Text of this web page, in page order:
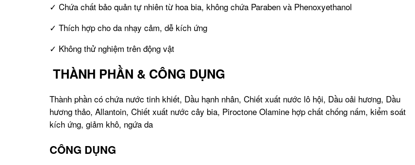
✓ Chứa chất bảo quản tự nhiên từ hoa bia, không chứa Paraben và Phenoxyethanol
✓ Thích hợp cho da nhạy cảm, dễ kích ứng
✓ Không thử nghiệm trên động vật
THÀNH PHẦN & CÔNG DỤNG
Thành phần có chứa nước tinh khiết, Dầu hạnh nhân, Chiết xuất nước lô hội, Dầu oải hương, Dầu
hương thảo, Allantoin, Chiết xuất nước cây bia, Piroctone Olamine hợp chất chống nấm, kiểm soát
kích ứng, giảm khô, ngứa da
CÔNG DỤNG